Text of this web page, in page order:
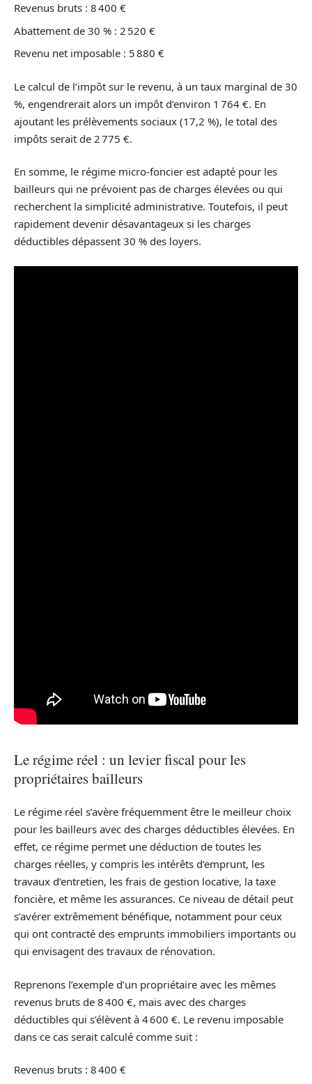
Revenus bruts : 8 400 €
Abattement de 30 % : 2 520 €
Revenu net imposable : 5 880 €
Le calcul de l’impôt sur le revenu, à un taux marginal de 30
%, engendrerait alors un impôt d’environ 1 764 €. En
ajoutant les prélèvements sociaux (17,2 %), le total des
impôts serait de 2 775 €.
En somme, le régime micro-foncier est adapté pour les
bailleurs qui ne prévoient pas de charges élevées ou qui
recherchent la simplicité administrative. Toutefois, il peut
rapidement devenir désavantageux si les charges
déductibles dépassent 30 % des loyers.
Le régime réel : un levier fiscal pour les
propriétaires bailleurs
Le régime réel s’avère fréquemment être le meilleur choix
pour les bailleurs avec des charges déductibles élevées. En
effet, ce régime permet une déduction de toutes les
charges réelles, y compris les intérêts d’emprunt, les
travaux d’entretien, les frais de gestion locative, la taxe
foncière, et même les assurances. Ce niveau de détail peut
s’avérer extrêmement bénéfique, notamment pour ceux
qui ont contracté des emprunts immobiliers importants ou
qui envisagent des travaux de rénovation.
Reprenons l’exemple d’un propriétaire avec les mêmes
revenus bruts de 8 400 €, mais avec des charges
déductibles qui s’élèvent à 4 600 €. Le revenu imposable
dans ce cas serait calculé comme suit :
Revenus bruts : 8 400 €